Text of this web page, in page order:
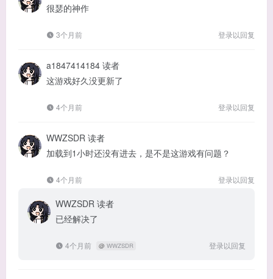
很瑟的神作
3个月前 登录以回复
a1847414184 读者
这游戏好久没更新了
4个月前 登录以回复
WWZSDR 读者
加载到1小时还没有进去，是不是这游戏有问题？
4个月前 登录以回复
WWZSDR 读者
已经解决了
4个月前 @ WWZSDR 登录以回复